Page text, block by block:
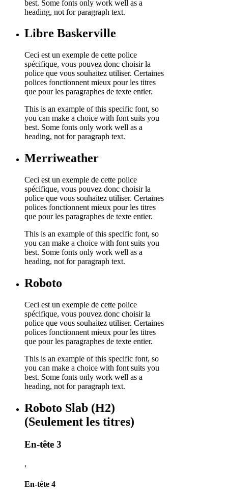
best. Some fonts only work well as a
heading, not for paragraph text.
Libre Baskerville
Ceci est un exemple de cette police
spécifique, vous pouvez donc choisir la
police que vous souhaitez utiliser. Certaines
polices fonctionnent mieux pour les titres
que pour les paragraphes de texte entier.
This is an example of this specific font, so
you can make a choice with font suits you
best. Some fonts only work well as a
heading, not for paragraph text.
Merriweather
Ceci est un exemple de cette police
spécifique, vous pouvez donc choisir la
police que vous souhaitez utiliser. Certaines
polices fonctionnent mieux pour les titres
que pour les paragraphes de texte entier.
This is an example of this specific font, so
you can make a choice with font suits you
best. Some fonts only work well as a
heading, not for paragraph text.
Roboto
Ceci est un exemple de cette police
spécifique, vous pouvez donc choisir la
police que vous souhaitez utiliser. Certaines
polices fonctionnent mieux pour les titres
que pour les paragraphes de texte entier.
This is an example of this specific font, so
you can make a choice with font suits you
best. Some fonts only work well as a
heading, not for paragraph text.
Roboto Slab (H2)
(Seulement les titres)
En-tête 3
,
En-tête 4